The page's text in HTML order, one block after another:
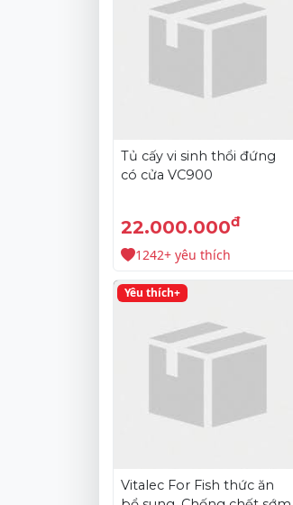
Tủ cấy vi sinh thổi đứng
có cửa VC900
22.000.000đ
1242+ yêu thích
Yêu thích+
Vitalec For Fish thức ăn